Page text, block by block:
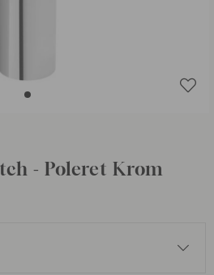
- Poleret Krom